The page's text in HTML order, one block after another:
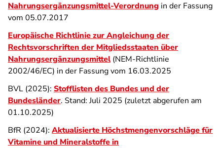
Nahrungsergänzungsmittel-Verordnung in der Fassung
vom 05.07.2017
Europäische Richtlinie zur Angleichung der
Rechtsvorschriften der Mitgliedsstaaten über
Nahrungsergänzungsmittel(NEM-Richtlinie
2002/46/EC) in der Fassung vom 16.03.2025
BVL (2025): Stofflisten des Bundes und der
Bundesländer. Stand: Juli 2025 (zuletzt abgerufen am
01.10.2025)
BfR (2024): Aktualisierte Höchstmengenvorschläge für
Vitamine und Mineralstoffe in